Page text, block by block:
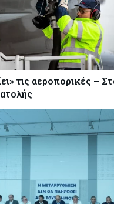
Μεγάλες αποκλίσεις
στην Κύπρο
τις αεροπορικές –